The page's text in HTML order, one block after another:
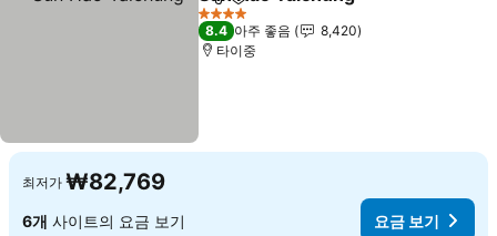
공유 즐겨찾기에 추가
4 성급
8.4 아주 좋음
8,420
타이중
최저가 ₩82,769
6개 사이트의 요금 보기 요금 보기